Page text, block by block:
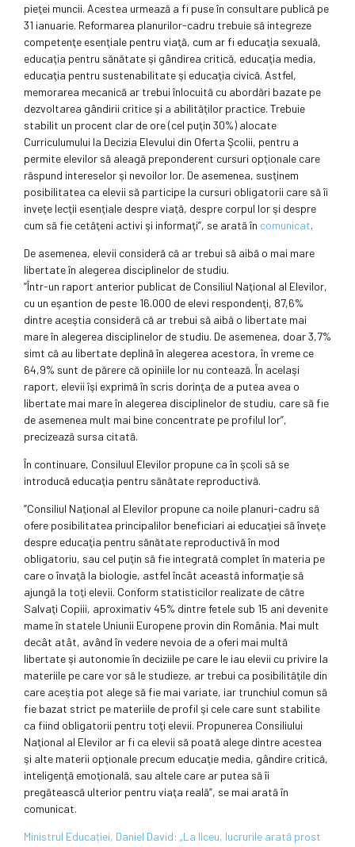
pieţei muncii. Acestea urmează a fi puse în consultare publică pe
31 ianuarie. Reformarea planurilor-cadru trebuie să integreze
competenţe esenţiale pentru viaţă, cum ar fi educaţia sexuală,
educaţia pentru sănătate şi gândirea critică, educaţia media,
educaţia pentru sustenabilitate şi educaţia civică. Astfel,
memorarea mecanică ar trebui înlocuită cu abordări bazate pe
dezvoltarea gândirii critice şi a abilităţilor practice. Trebuie
stabilit un procent clar de ore (cel puţin 30%) alocate
Curriculumului la Decizia Elevului din Oferta Şcolii, pentru a
permite elevilor să aleagă preponderent cursuri opţionale care
răspund intereselor şi nevoilor lor. De asemenea, susţinem
posibilitatea ca elevii să participe la cursuri obligatorii care să îi
inveţe lecţii esenţiale despre viaţă, despre corpul lor şi despre
cum să fie cetăţeni activi şi informaţi”, se arată în comunicat.
De asemenea, elevii consideră că ar trebui să aibă o mai mare
libertate în alegerea disciplinelor de studiu.
”Într-un raport anterior publicat de Consiliul Naţional al Elevilor,
cu un eşantion de peste 16.000 de elevi respondenţi, 87,6%
dintre aceştia consideră că ar trebui să aibă o libertate mai
mare în alegerea disciplinelor de studiu. De asemenea, doar 3,7%
simt că au libertate deplină în alegerea acestora, în vreme ce
64,9% sunt de părere că opiniile lor nu contează. În acelaşi
raport, elevii îşi exprimă în scris dorinţa de a putea avea o
libertate mai mare în alegerea disciplinelor de studiu, care să fie
de asemenea mult mai bine concentrate pe profilul lor”,
precizează sursa citată.
În continuare, Consiluul Elevilor propune ca în şcoli să se
introducă educaţia pentru sănătate reproductivă.
”Consiliul Naţional al Elevilor propune ca noile planuri-cadru să
ofere posibilitatea principalilor beneficiari ai educaţiei să înveţe
despre educaţia pentru sănătate reproductivă în mod
obligatoriu, sau cel puţin să fie integrată complet în materia pe
care o învaţă la biologie, astfel încât această informaţie să
ajungă la toţi elevii. Conform statisticilor realizate de către
Salvaţi Copiii, aproximativ 45% dintre fetele sub 15 ani devenite
mame în statele Uniunii Europene provin din România. Mai mult
decât atât, având în vedere nevoia de a oferi mai multă
libertate şi autonomie în deciziile pe care le iau elevii cu privire la
materiile pe care vor să le studieze, ar trebui ca posibilităţile din
care aceştia pot alege să fie mai variate, iar trunchiul comun să
fie bazat strict pe materiile de profil şi cele care sunt stabilite
ca fiind obligatorii pentru toţi elevii. Propunerea Consiliului
Naţional al Elevilor ar fi ca elevii să poată alege dintre acestea
şi alte materii opţionale precum educaţie media, gândire critică,
inteligenţă emoţională, sau altele care ar putea să îi
pregătească ulterior pentru viaţa reală”, se mai arată în
comunicat.
Ministrul Educației, Daniel David: „La liceu, lucrurile arată prost